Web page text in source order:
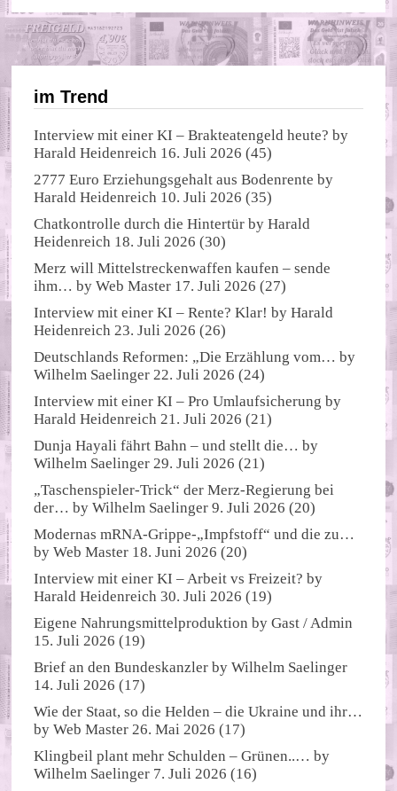
im Trend
Interview mit einer KI – Brakteatengeld heute? by
Harald Heidenreich 16. Juli 2026 (45)
2777 Euro Erziehungsgehalt aus Bodenrente by
Harald Heidenreich 10. Juli 2026 (35)
Chatkontrolle durch die Hintertür byHarald
Heidenreich 18. Juli 2026 (30)
Merz will Mittelstreckenwaffen kaufen – sende
ihm… byWeb Master 17. Juli 2026 (27)
Interview mit einer KI – Rente? Klar! byHarald
Heidenreich 23. Juli 2026 (26)
Deutschlands Reformen: „Die Erzählung vom… by
Wilhelm Saelinger 22. Juli 2026 (24)
Interview mit einer KI – Pro Umlaufsicherung by
Harald Heidenreich 21. Juli 2026 (21)
Dunja Hayali fährt Bahn – und stellt die… by
Wilhelm Saelinger 29. Juli 2026 (21)
„Taschenspieler-Trick“ der Merz-Regierung bei
der… byWilhelm Saelinger 9. Juli 2026 (20)
Modernas mRNA-Grippe-„Impfstoff“ und die zu…
byWeb Master 18. Juni 2026 (20)
Interview mit einer KI – Arbeit vs Freizeit? by
Harald Heidenreich 30. Juli 2026 (19)
Eigene Nahrungsmittelproduktion byGast / Admin
15. Juli 2026 (19)
Brief an den Bundeskanzler byWilhelm Saelinger
14. Juli 2026 (17)
Wie der Staat, so die Helden – die Ukraine und ihr…
byWeb Master 26. Mai 2026 (17)
Klingbeil plant mehr Schulden – Grünen..… by
Wilhelm Saelinger 7. Juli 2026 (16)